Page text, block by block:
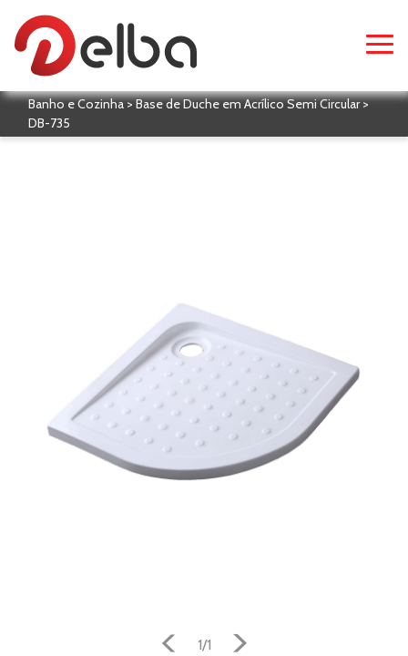
Home
Banho e Cozinha > Base de Duche em Acrílico Semi Circular >
DB-735
1/1